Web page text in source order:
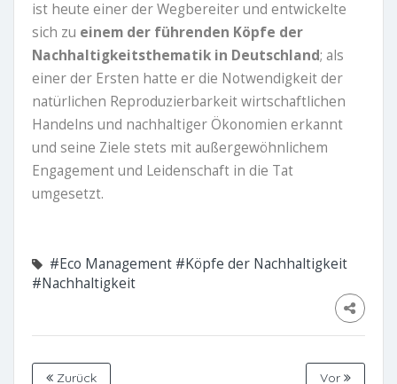
ist heute einer der Wegbereiter und entwickelte
sich zu einem der führenden Köpfe der
Nachhaltigkeitsthematik in Deutschland; als
einer der Ersten hatte er die Notwendigkeit der
natürlichen Reproduzierbarkeit wirtschaftlichen
Handelns und nachhaltiger Ökonomien erkannt
und seine Ziele stets mit außergewöhnlichem
Engagement und Leidenschaft in die Tat
umgesetzt.
#Eco Management #Köpfe der Nachhaltigkeit
#Nachhaltigkeit
Zurück Vor